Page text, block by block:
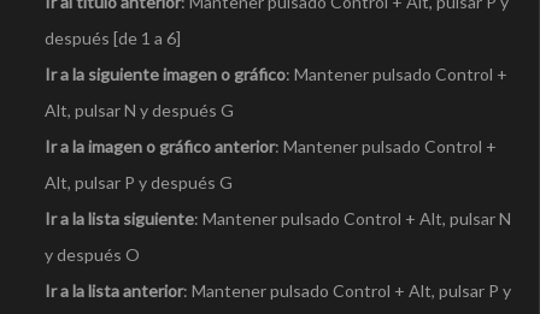
después [de 1 a 6]
Ir a la siguiente imagen o gráfico: Mantener pulsado Control +
Alt, pulsar N y después G
Ir a la imagen o gráfico anterior: Mantener pulsado Control +
Alt, pulsar P y después G
Ir a la lista siguiente: Mantener pulsado Control + Alt, pulsar N
y después O
Ir a la lista anterior: Mantener pulsado Control + Alt, pulsar P y